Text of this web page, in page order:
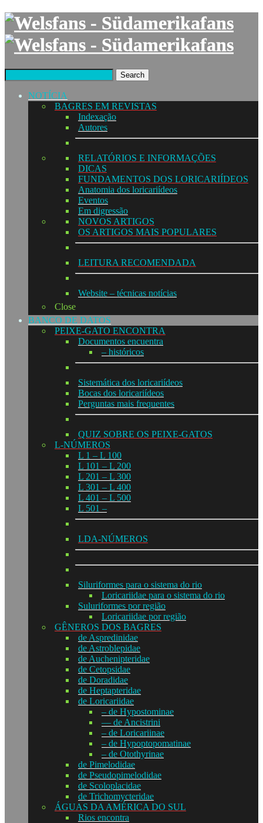
Search
NOTÍCIA
BAGRES EM REVISTAS
Indexação
Autores
RELATÓRIOS E INFORMAÇÕES
DICAS
FUNDAMENTOS DOS LORICARIÍDEOS
Anatomia dos loricariídeos
Eventos
Em digressão
NOVOS ARTIGOS
OS ARTIGOS MAIS POPULARES
LEITURA RECOMENDADA
Website – técnicas notícias
Close
BANCO DE DATOS
PEIXE-GATO ENCONTRA
Documentos encuentra
– históricos
Sistemática dos loricariídeos
Bocas dos loricariídeos
Perguntas mais frequentes
QUIZ SOBRE OS PEIXE-GATOS
L-NÚMEROS
L 1 – L 100
L 101 – L 200
L 201 – L 300
L 301 – L 400
L 401 – L 500
L 501 –
LDA-NÚMEROS
Siluriformes para o sistema do rio
Loricariidae para o sistema do rio
Suluriformes por região
Loricariidae por região
GÊNEROS DOS BAGRES
de Aspredinidae
de Astroblepidae
de Auchenipteridae
de Cetopsidae
de Doradidae
de Heptapteridae
de Loricariidae
– de Hypostominae
— de Ancistrini
– de Loricariinae
– de Hypoptopomatinae
– de Otothyrinae
de Pimelodidae
de Pseudopimelodidae
de Scoloplacidae
de Trichomycteridae
ÁGUAS DA AMÉRICA DO SUL
Rios encontra